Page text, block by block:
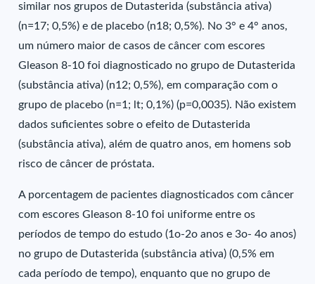
similar nos grupos de Dutasterida (substância ativa)
(n=17; 0,5%) e de placebo (n18; 0,5%). No 3° e 4° anos,
um número maior de casos de câncer com escores
Gleason 8-10 foi diagnosticado no grupo de Dutasterida
(substância ativa) (n12; 0,5%), em comparação com o
grupo de placebo (n=1; lt; 0,1%) (p=0,0035). Não existem
dados suficientes sobre o efeito de Dutasterida
(substância ativa), além de quatro anos, em homens sob
risco de câncer de próstata.
A porcentagem de pacientes diagnosticados com câncer
com escores Gleason 8-10 foi uniforme entre os
períodos de tempo do estudo (1o-2o anos e 3o- 4o anos)
no grupo de Dutasterida (substância ativa) (0,5% em
cada período de tempo), enquanto que no grupo de